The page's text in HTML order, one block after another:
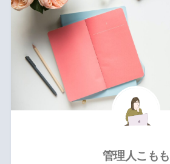
管理人こもも